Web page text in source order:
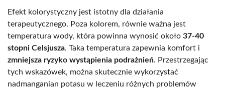
Efekt kolorystyczny jest istotny dla działania
terapeutycznego. Poza kolorem, równie ważna jest
temperatura wody, która powinna wynosić około 37-40
stopni Celsjusza. Taka temperatura zapewnia komfort i
zmniejsza ryzyko wystąpienia podrażnień. Przestrzegając
tych wskazówek, można skutecznie wykorzystać
nadmanganian potasu w leczeniu różnych problemów